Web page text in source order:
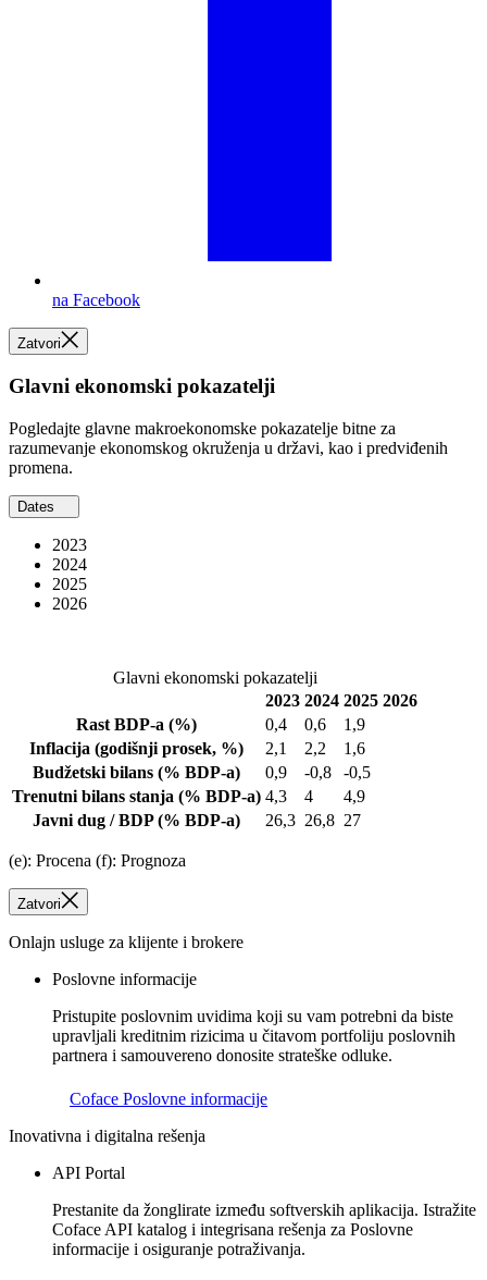
na Facebook
Zatvori
Glavni ekonomski pokazatelji
Pogledajte glavne makroekonomske pokazatelje bitne za
razumevanje ekonomskog okruženja u državi, kao i predviđenih
promena.
Dates
2023
2024
2025
2026
Glavni ekonomski pokazatelji
2023 2024 2025 2026
Rast BDP-a (%) 0,4 0,6
1,9
Inflacija (godišnji prosek, %) 2,1 2,2
1,6
Budžetski bilans (% BDP-a) 0,9 -0,8
-0,5
Trenutni bilans stanja (% BDP-a) 4,3 4
4,9
Javni dug / BDP(% BDP-a) 26,3 26,8 27
(e): Procena (f): Prognoza
Zatvori
Onlajn usluge za klijente i brokere
Poslovne informacije
Pristupite poslovnim uvidima koji su vam potrebni da biste
upravljali kreditnim rizicima u čitavom portfoliju poslovnih
partnera i samouvereno donosite strateške odluke.
Coface Poslovne informacije
Inovativna i digitalna rešenja
API Portal
Prestanite da žonglirate između softverskih aplikacija. Istražite
Coface API katalog i integrisana rešenja za Poslovne
informacije i osiguranje potraživanja.